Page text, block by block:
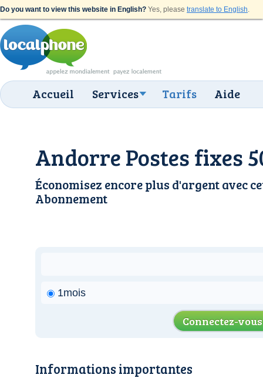
Do you want to view this website in English? Yes, please translate to English.
Accueil Services Tarifs Aide
Andorre Postes fixes
Économisez encore plus d'argent avec
Abonnement
1mois
Connectez-
Informations importantes